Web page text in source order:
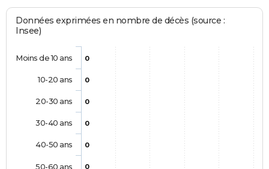
Données exprimées en nombre de décès (source :
Insee)
0
0
0
0
0
0
Moins de 10 ans
10-20 ans
20-30 ans
30-40 ans
40-50 ans
50-60 ans